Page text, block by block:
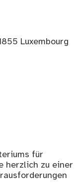
Luxembourg
für
herzlich zu einer